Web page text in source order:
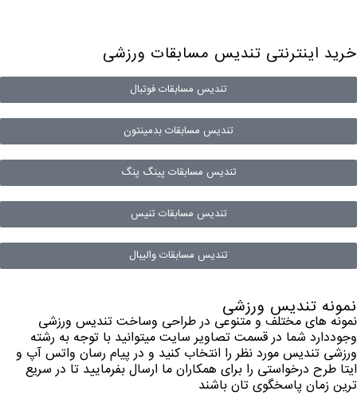
خرید اینترنتی تندیس مسابقات ورزشی
تندیس مسابقات فوتبال
تندیس مسابقات بدمینتون
تندیس مسابقات پینگ پنگ
تندیس مسابقات تنیس
تندیس مسابقات والیبال
نمونه تندیس ورزشی
نمونه های مختلف و متنوعی در طراحی وساخت تندیس ورزشی
وجوددارد شما در قسمت تصاویر سایت میتوانید با توجه به رشته
ورزشی تندیس مورد نظر را انتخاب کنید و در پیام رسان واتس آپ و
ایتا طرح درخواستی را برای همکاران ما ارسال بفرمایید تا در سریع
ترین زمان پاسخگوی تان باشند